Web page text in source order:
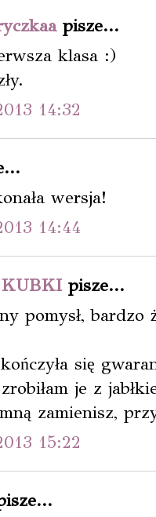
pisze...
klasa :)
14:32
wersja!
14:44
KUBKI pisze...
pomysł, bardzo
się
je z
zamienisz,
15:22